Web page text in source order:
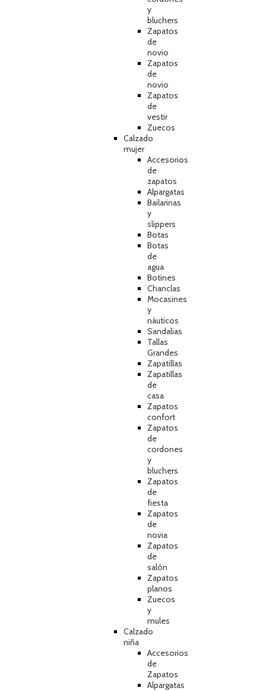
y
bluchers
Zapatos
de
novio
Zapatos
de
novio
Zapatos
de
vestir
Zuecos
Calzado
mujer
Accesorios
de
zapatos
Alpargatas
Bailarinas
y
slippers
Botas
Botas
de
agua
Botines
Chanclas
Mocasines
y
náuticos
Sandalias
Tallas
Grandes
Zapatillas
Zapatillas
de
casa
Zapatos
confort
Zapatos
de
cordones
y
bluchers
Zapatos
de
fiesta
Zapatos
de
novia
Zapatos
de
salón
Zapatos
planos
Zuecos
y
mules
Calzado
niña
Accesorios
de
Zapatos
Alpargatas